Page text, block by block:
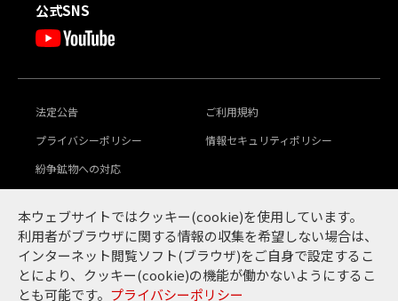
公式SNS
法定公告
ご利用規約
プライバシーポリシー
情報セキュリティポリシー
紛争鉱物への対応
豊田通商グループ
グローバル行動倫理規範 サステナビリティ
本ウェブサイトではクッキー(cookie)を使用しています。
利用者がブラウザに関する情報の収集を希望しない場合は、
インターネット閲覧ソフト(ブラウザ)をご自身で設定するこ
とにより、クッキー(cookie)の機能が働かないようにするこ
とも可能です。 プライバシーポリシー